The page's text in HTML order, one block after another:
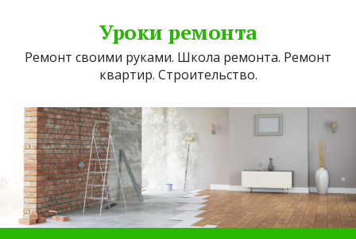
Уроки ремонта
Ремонт своими руками. Школа ремонта. Ремонт
квартир. Строительство.